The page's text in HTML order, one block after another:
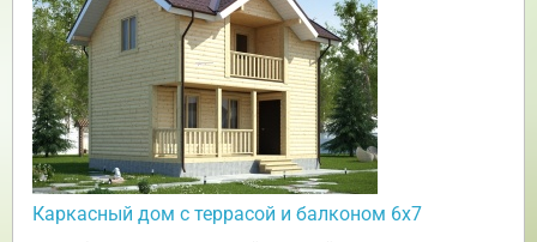
Каркасный дом с террасой и балконом 6х7